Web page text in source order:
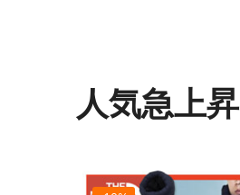
人気急上昇